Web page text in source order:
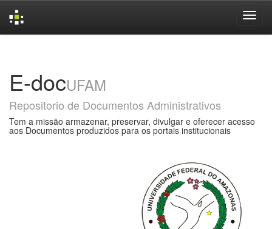
E-docUFAM
Repositorio de Documentos Administrativos
Tem a missão armazenar, preservar, divulgar e oferecer acesso
aos Documentos produzidos para os portais institucionais